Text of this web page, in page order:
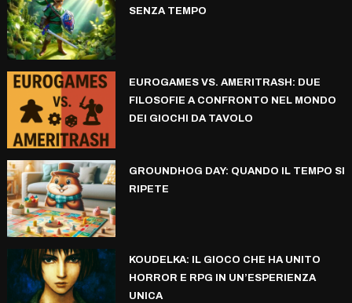
SENZA TEMPO
EUROGAMES VS. AMERITRASH: DUE
FILOSOFIE A CONFRONTO NEL MONDO
DEI GIOCHI DA TAVOLO
GROUNDHOG DAY: QUANDO IL TEMPO SI
RIPETE
KOUDELKA: IL GIOCO CHE HA UNITO
HORROR E RPG IN UN’ESPERIENZA
UNICA